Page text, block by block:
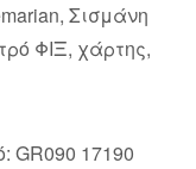
Σισμάνη
ΦΙΞ, χάρτης,
GR090 17190